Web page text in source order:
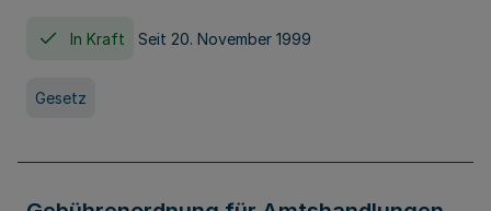
In Kraft Seit 20. November 1999
Gesetz